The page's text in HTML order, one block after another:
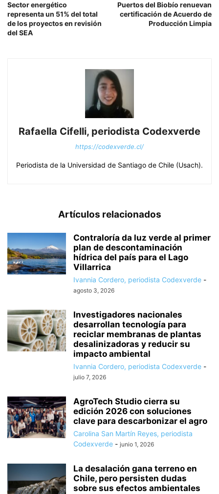
Sector energético
representa un 51% del total
de los proyectos en revisión
del SEA
Puertos del Biobío renuevan
certificación de Acuerdo de
Producción Limpia
Rafaella Cifelli, periodista Codexverde
https://codexverde.cl/
Periodista de la Universidad de Santiago de Chile (Usach).
Artículos relacionados
Contraloría da luz verde al primer
plan de descontaminación
hídrica del país para el Lago
Villarrica
Ivannia Cordero, periodista Codexverde -
agosto 3, 2026
Investigadores nacionales
desarrollan tecnología para
reciclar membranas de plantas
desalinizadoras y reducir su
impacto ambiental
Ivannia Cordero, periodista Codexverde -
julio 7, 2026
AgroTech Studio cierra su
edición 2026 con soluciones
clave para descarbonizar el agro
Carolina San Martín Reyes, periodista
Codexverde - junio 1, 2026
La desalación gana terreno en
Chile, pero persisten dudas
sobre sus efectos ambientales